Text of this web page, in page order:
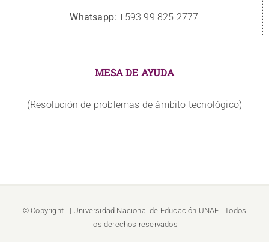
Whatsapp: +593 99 825 2777
MESA DE AYUDA
(Resolución de problemas de ámbito tecnológico)
© Copyright | Universidad Nacional de Educación UNAE | Todos
los derechos reservados